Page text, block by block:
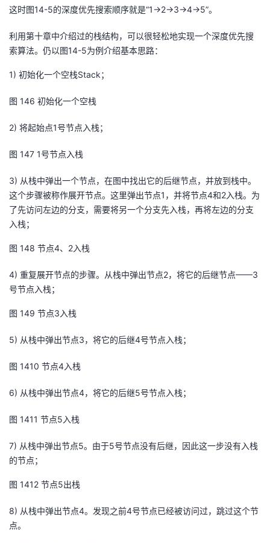
这时图14-5的深度优先搜索顺序就是“1->2->3->4->5”。
利用第十章中介绍过的栈结构，可以很轻松地实现一个深度优先搜
索算法。仍以图14-5为例介绍基本思路：
1) 初始化一个空栈Stack；
图 146 初始化一个空栈
2) 将起始点1号节点入栈；
图 147 1号节点入栈
3) 从栈中弹出一个节点，在图中找出它的后继节点，并放到栈中。
这个步骤被称作展开节点。这里弹出节点1 ，并将节点4和2入栈。为
了先访问左边的分支，需要将另一个分支先入栈，再将左边的分支
入栈；
图 148 节点4、2入栈
4) 重复展开节点的步骤。从栈中弹出节点2，将它的后继节点——3
号节点入栈；
图 149 节点3入栈
5) 从栈中弹出节点3，将它的后继4号节点入栈；
图 1410 节点4入栈
6) 从栈中弹出节点4，将它的后继5号节点入栈；
图 1411 节点5入栈
7) 从栈中弹出节点5。由于5号节点没有后继，因此这一步没有入栈
的节点；
图 1412 节点5出栈
8) 从栈中弹出节点4。发现之前4号节点已经被访问过，跳过这个节
点。